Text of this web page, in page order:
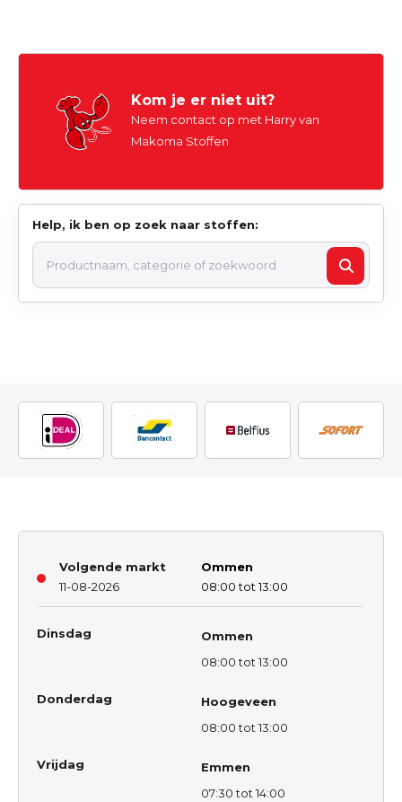
Kom je er niet uit?
Neem contact op met Harry van
Makoma Stoffen
Help, ik ben op zoek naar stoffen:
Volgende markt
11-08-2026
Ommen
08:00 tot 13:00
Dinsdag
Ommen
08:00 tot 13:00
Donderdag
Hoogeveen
08:00 tot 13:00
Vrijdag
Emmen
07:30 tot 14:00